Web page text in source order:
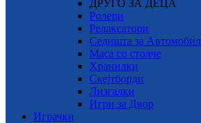
ДРУГО ЗА ДЕЦА
Ролери
Релаксатори
Седишта за Автомобил
Маса со столче
Хранилки
Скејтборди
Лизгалки
Игри за Двор
Играчки